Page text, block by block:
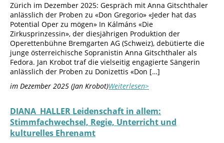
Zürich im Dezember 2025: Gespräch mit Anna Gitschthaler
anlässlich der Proben zu «Don Gregorio» «Jeder hat das
Potential Oper zu mögen» In Kálmáns «Die
Zirkusprinzessin», der diesjährigen Produktion der
Operettenbühne Bremgarten AG (Schweiz), debütierte die
junge österreichische Sopranistin Anna Gitschthaler als
Fedora. Jan Krobot traf die vielseitig engagierte Sängerin
anlässlich der Proben zu Donizettis «Don […]
im Dezember 2025 (Jan Krobot)Weiterlesen>
DIANA HALLER Leidenschaft in allem:
Stimmfachwechsel, Regie, Unterricht und
kulturelles Ehrenamt